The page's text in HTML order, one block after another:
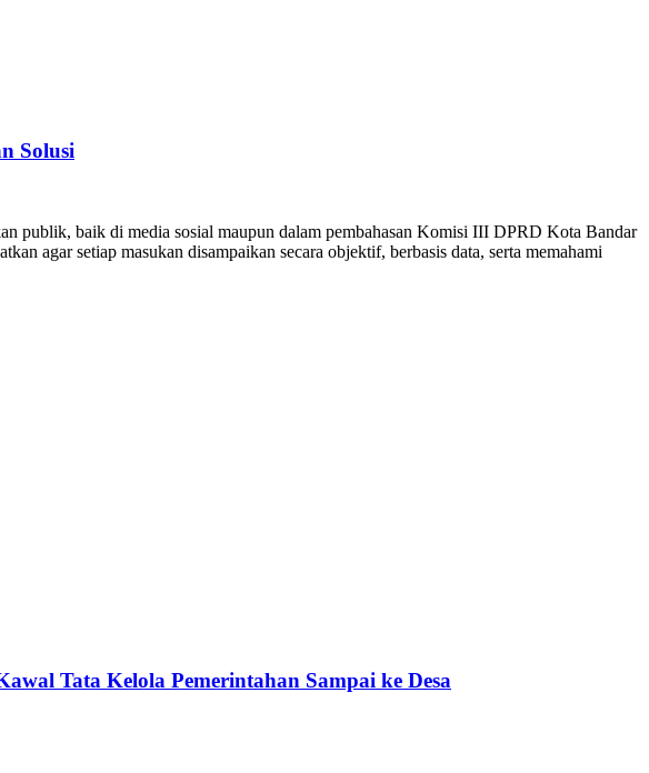
Solusi
publik, baik di media sosial maupun dalam pembahasan Komisi III DPRD Kota Bandar
agar setiap masukan disampaikan secara objektif, berbasis data, serta memahami
Tata Kelola Pemerintahan Sampai ke Desa